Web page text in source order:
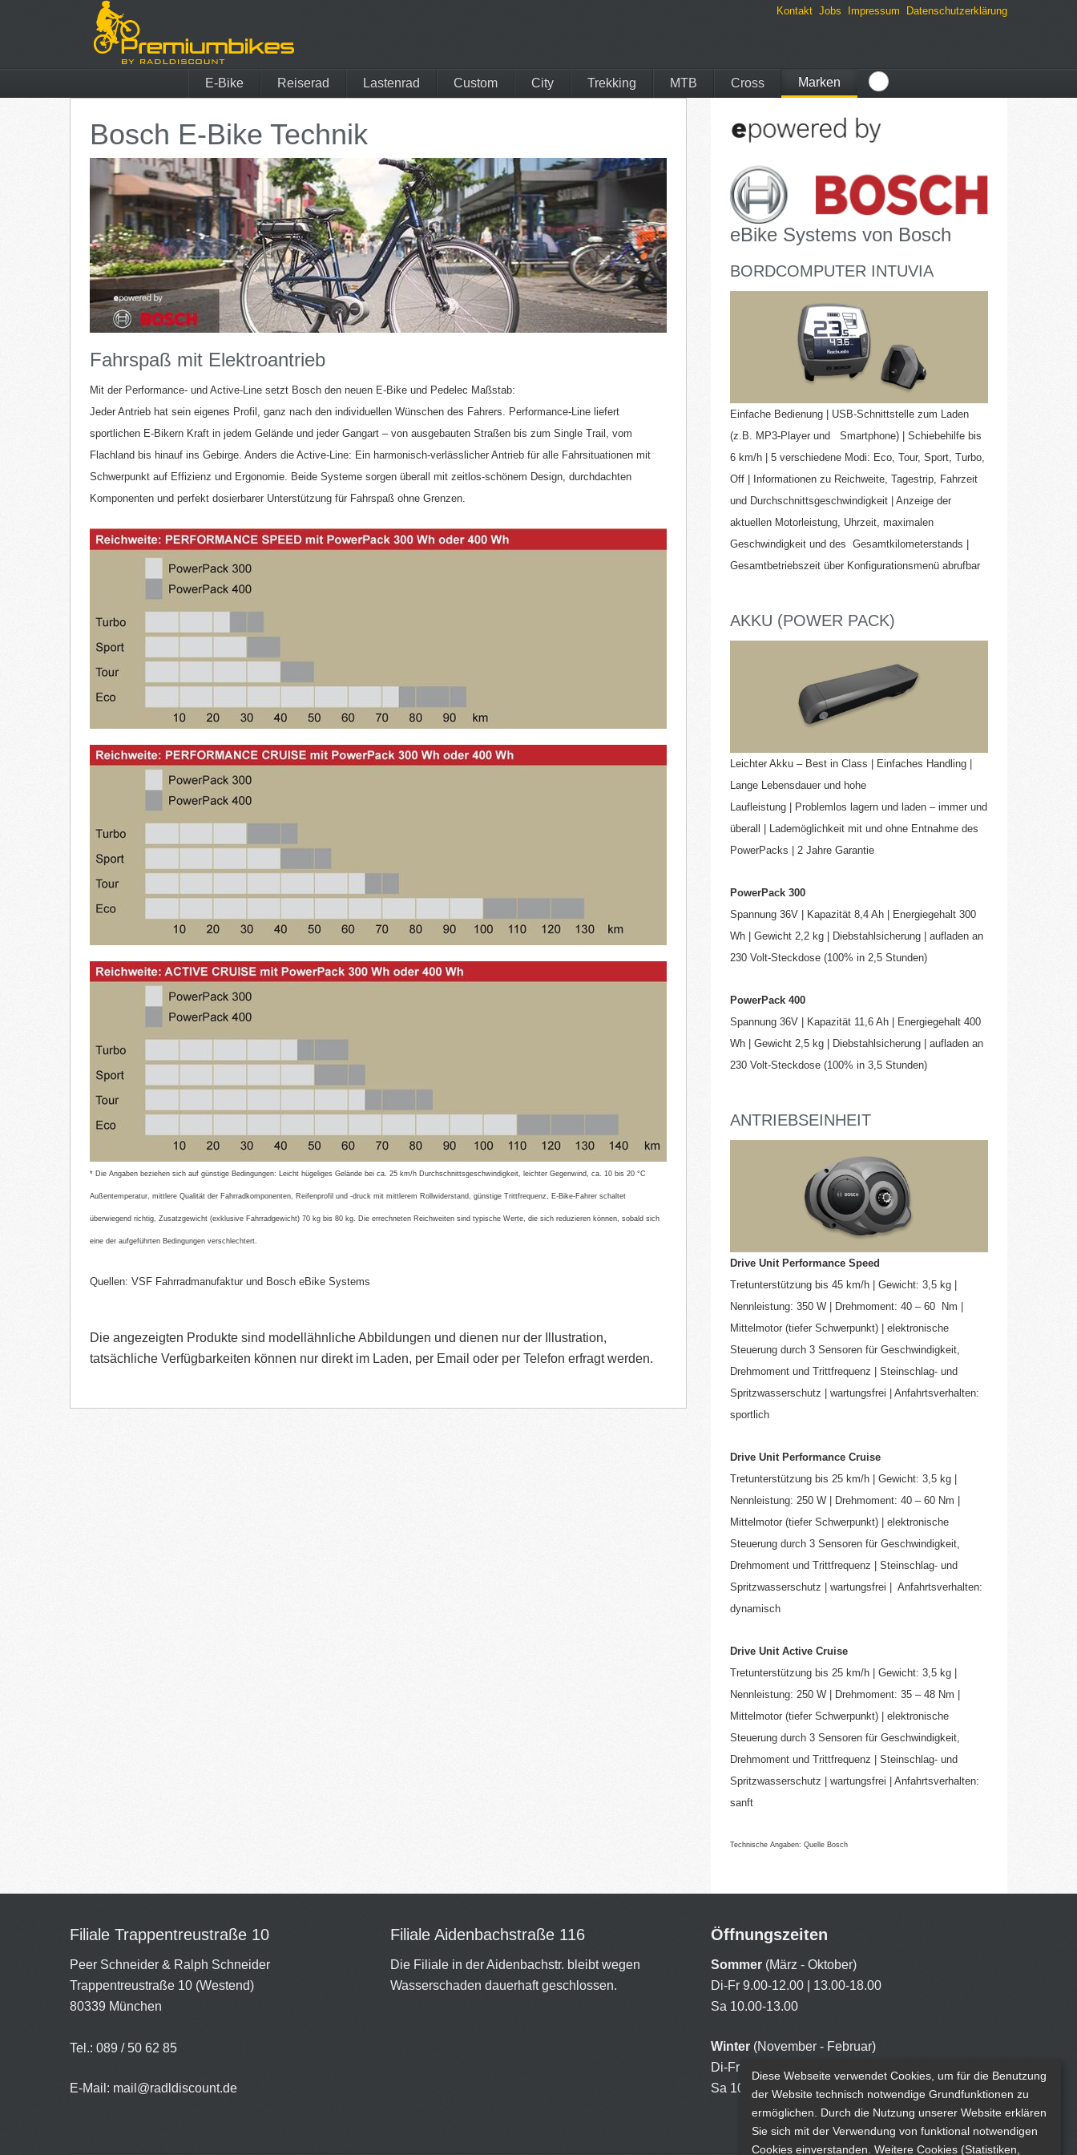
Kontakt Jobs Impressum Datenschutzerklärung
E-Bike Reiserad Lastenrad Custom City Trekking MTB Cross Marken
Tern Patria Maxcycles
Veloe Brompton I:SY QiO
Elby Conway Avenue Bikes Utopia Velo
Diamant Böttcher vsf fahrradmanufaktur Ghost
Trek Electra Bikes Wanderer Victoria
tout terrain Ortlieb Rohloff SQlab
Bosch E-Bike Technik
Fahrspaß mit Elektroantrieb
Mit der Performance- und Active-Line setzt Bosch den neuen E-Bike und Pedelec Maßstab:
Jeder Antrieb hat sein eigenes Profil, ganz nach den individuellen Wünschen des Fahrers. Performance-Line liefert
sportlichen E-Bikern Kraft in jedem Gelände und jeder Gangart – von ausgebauten Straßen bis zum Single Trail, vom
Flachland bis hinauf ins Gebirge. Anders die Active-Line: Ein harmonisch-verlässlicher Antrieb für alle Fahrsituationen mit
Schwerpunkt auf Effizienz und Ergonomie. Beide Systeme sorgen überall mit zeitlos-schönem Design, durchdachten
Komponenten und perfekt dosierbarer Unterstützung für Fahrspaß ohne Grenzen.
* Die Angaben beziehen sich auf günstige Bedingungen: Leicht hügeliges Gelände bei ca. 25 km/h Durchschnittsgeschwindigkeit, leichter Gegenwind, ca. 10 bis 20 °C
Außentemperatur, mittlere Qualität der Fahrradkomponenten, Reifenprofil und -druck mit mittlerem Rollwiderstand, günstige Trittfrequenz, E-Bike-Fahrer schaltet
überwiegend richtig, Zusatzgewicht (exklusive Fahrradgewicht) 70 kg bis 80 kg. Die errechneten Reichweiten sind typische Werte, die sich reduzieren können, sobald sich
eine der aufgeführten Bedingungen verschlechtert.
Quellen: VSF Fahrradmanufaktur und Bosch eBike Systems
Die angezeigten Produkte sind modellähnliche Abbildungen und dienen nur der Illustration,
tatsächliche Verfügbarkeiten können nur direkt im Laden, per Email oder per Telefon erfragt werden.
eBike Systems von Bosch
BORDCOMPUTER INTUVIA
Einfache Bedienung | USB-Schnittstelle zum Laden
(z.B. MP3-Player und Smartphone) | Schiebehilfe bis
6 km/h | 5 verschiedene Modi: Eco, Tour, Sport, Turbo,
Off | Informationen zu Reichweite, Tagestrip, Fahrzeit
und Durchschnittsgeschwindigkeit | Anzeige der
aktuellen Motorleistung, Uhrzeit, maximalen
Geschwindigkeit und des Gesamtkilometerstands |
Gesamtbetriebszeit über Konfigurationsmenü abrufbar
AKKU (POWER PACK)
Leichter Akku – Best in Class | Einfaches Handling |
Lange Lebensdauer und hohe
Laufleistung | Problemlos lagern und laden – immer und
überall | Lademöglichkeit mit und ohne Entnahme des
PowerPacks | 2 Jahre Garantie
PowerPack 300
Spannung 36V | Kapazität 8,4 Ah | Energiegehalt 300
Wh | Gewicht 2,2 kg | Diebstahlsicherung | aufladen an
230 Volt-Steckdose (100% in 2,5 Stunden)
PowerPack 400
Spannung 36V | Kapazität 11,6 Ah | Energiegehalt 400
Wh | Gewicht 2,5 kg | Diebstahlsicherung | aufladen an
230 Volt-Steckdose (100% in 3,5 Stunden)
ANTRIEBSEINHEIT
Drive Unit Performance Speed
Tretunterstützung bis 45 km/h | Gewicht: 3,5 kg |
Nennleistung: 350 W | Drehmoment: 40 – 60 Nm |
Mittelmotor (tiefer Schwerpunkt) | elektronische
Steuerung durch 3 Sensoren für Geschwindigkeit,
Drehmoment und Trittfrequenz | Steinschlag- und
Spritzwasserschutz | wartungsfrei | Anfahrtsverhalten:
sportlich
Drive Unit Performance Cruise
Tretunterstützung bis 25 km/h | Gewicht: 3,5 kg |
Nennleistung: 250 W | Drehmoment: 40 – 60 Nm |
Mittelmotor (tiefer Schwerpunkt) | elektronische
Steuerung durch 3 Sensoren für Geschwindigkeit,
Drehmoment und Trittfrequenz | Steinschlag- und
Spritzwasserschutz | wartungsfrei | Anfahrtsverhalten:
dynamisch
Drive Unit Active Cruise
Tretunterstützung bis 25 km/h | Gewicht: 3,5 kg |
Nennleistung: 250 W | Drehmoment: 35 – 48 Nm |
Mittelmotor (tiefer Schwerpunkt) | elektronische
Steuerung durch 3 Sensoren für Geschwindigkeit,
Drehmoment und Trittfrequenz | Steinschlag- und
Spritzwasserschutz | wartungsfrei | Anfahrtsverhalten:
sanft
Technische Angaben: Quelle Bosch
Filiale Trappentreustraße 10
Peer Schneider & Ralph Schneider
Trappentreustraße 10 (Westend)
80339 München
Tel.: 089 / 50 62 85
E-Mail: mail@radldiscount.de
Filiale Aidenbachstraße 116
Die Filiale in der Aidenbachstr. bleibt wegen
Wasserschaden dauerhaft geschlossen.
Öffnungszeiten
Sommer (März - Oktober)
Di-Fr 9.00-12.00 | 13.00-18.00
Sa 10.00-13.00
Winter (November - Februar)
Di-Fr 9.00-12.00 | 13.00-18.00
Sa 10.00-13.00
Diese Webseite verwendet Cookies, um für die Benutzung
der Website technisch notwendige Grundfunktionen zu
ermöglichen. Durch die Nutzung unserer Website erklären
Sie sich mit der Verwendung von funktional notwendigen
Cookies einverstanden. Weitere Cookies (Statistiken,